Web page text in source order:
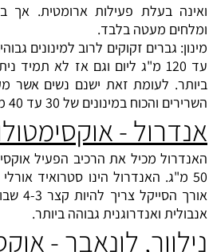
ואינה בעלת פעילות ארומטית. אך
ומלחים מעטה בלבד.
עד 120 מ"ג ליום וגם אז לא
ביותר. לעומת זאת ישנם נשים אשר
השרירים והכוח במינונים של 30 עד 40 מ"ג ליום.
אנדרול -
האנדרול מכיל את הרכיב הפעיל
50 מ"ג. האנדרול הינו סטרואיד אורלי הניגזר
אורך
אנבולית ואנדרוגנית גבוהה ביותר.
נילוור, לונאבר -